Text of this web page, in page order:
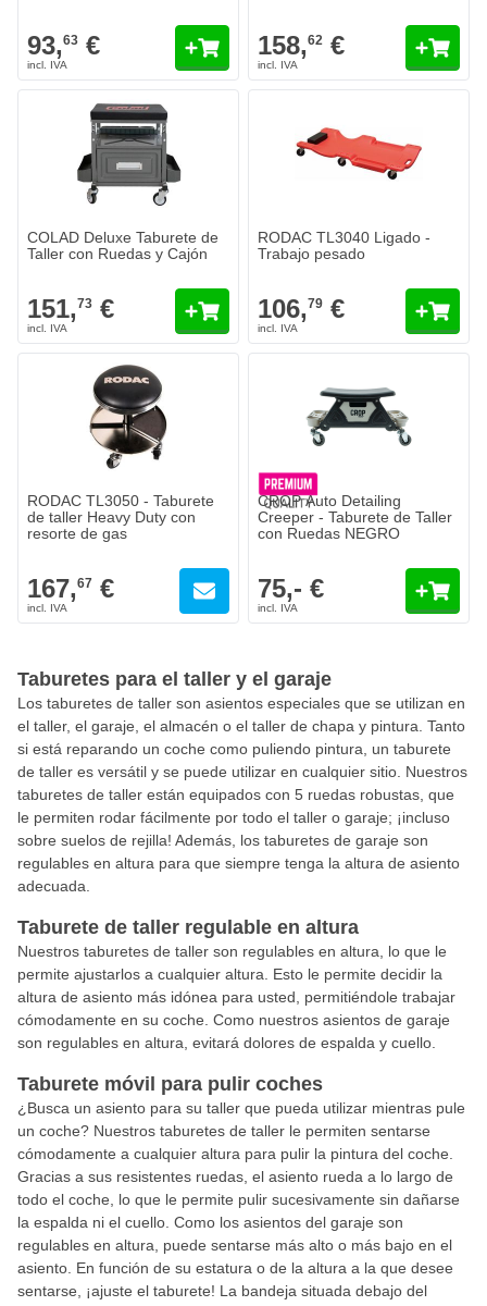
93,63 € 158,62 €
COLAD Deluxe Taburete de
Taller con Ruedas y Cajón
151,73 €
RODAC TL3040 Ligado -
Trabajo pesado
106,79 €
RODAC TL3050 - Taburete
de taller Heavy Duty con
resorte de gas
167,67 €
CROP Auto Detailing
Creeper - Taburete de Taller
con Ruedas NEGRO
75,- €
Taburetes para el taller y el garaje
Los taburetes de taller son asientos especiales que se utilizan en
el taller, el garaje, el almacén o el taller de chapa y pintura. Tanto
si está reparando un coche como puliendo pintura, un taburete
de taller es versátil y se puede utilizar en cualquier sitio. Nuestros
taburetes de taller están equipados con 5 ruedas robustas, que
le permiten rodar fácilmente por todo el taller o garaje; ¡incluso
sobre suelos de rejilla! Además, los taburetes de garaje son
regulables en altura para que siempre tenga la altura de asiento
adecuada.
Taburete de taller regulable en altura
Nuestros taburetes de taller son regulables en altura, lo que le
permite ajustarlos a cualquier altura. Esto le permite decidir la
altura de asiento más idónea para usted, permitiéndole trabajar
cómodamente en su coche. Como nuestros asientos de garaje
son regulables en altura, evitará dolores de espalda y cuello.
Taburete móvil para pulir coches
¿Busca un asiento para su taller que pueda utilizar mientras pule
un coche? Nuestros taburetes de taller le permiten sentarse
cómodamente a cualquier altura para pulir la pintura del coche.
Gracias a sus resistentes ruedas, el asiento rueda a lo largo de
todo el coche, lo que le permite pulir sucesivamente sin dañarse
la espalda ni el cuello. Como los asientos del garaje son
regulables en altura, puede sentarse más alto o más bajo en el
asiento. En función de su estatura o de la altura a la que desee
sentarse, ¡ajuste el taburete! La bandeja situada debajo del